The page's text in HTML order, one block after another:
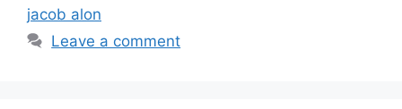
jacob alon
Leave a comment